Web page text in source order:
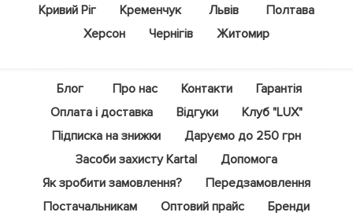
Кривий Ріг
Кременчук Львів
Полтава
Херсон
Чернігів Житомир
Блог Про нас Контакти
Гарантія
Оплата і доставка
Відгуки
Клуб "LUX"
Підписка на знижки
Даруємо до 250 грн
Засоби захисту Kartal
Допомога
Як зробити замовлення?
Передзамовлення
Постачальникам
Оптовий прайс Бренди